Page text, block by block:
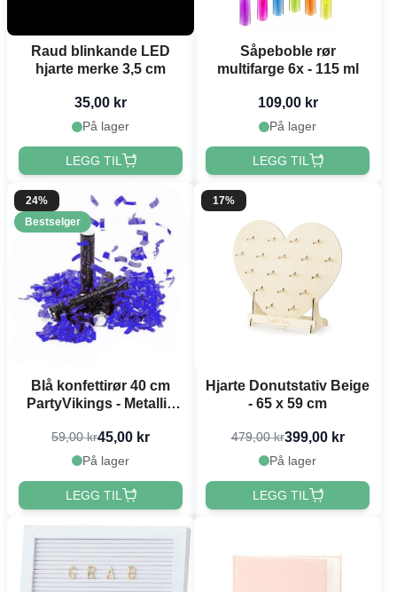
Raud blinkande LED
hjarte merke 3,5 cm
35,00 kr
På lager
LEGG TIL
Såpeboble rør
multifarge 6x - 115 ml
109,00 kr
På lager
LEGG TIL
24%
Bestselger
Blå konfettirør 40 cm
PartyVikings - Metallic
59,00 kr45,00 kr
På lager
LEGG TIL
17%
Hjarte Donutstativ Beige
- 65 x 59 cm
479,00 kr399,00 kr
På lager
LEGG TIL